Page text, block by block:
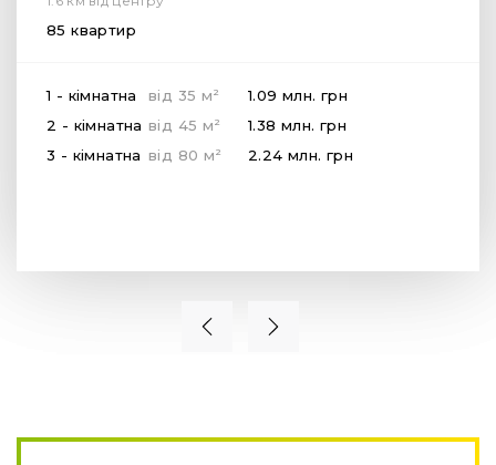
85 квартир
1 - кімнатна від 35 м 2 1.09 млн. грн
2 - кімнатна від 45 м 2 1.38 млн. грн
3 - кімнатна від 80 м 2 2.24 млн. грн